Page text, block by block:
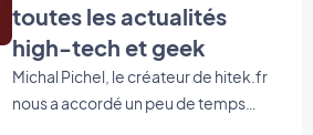
toutes les actualités
high-tech et geek
Michal Pichel, le créateur de hitek.fr
nous a accordé un peu de temps